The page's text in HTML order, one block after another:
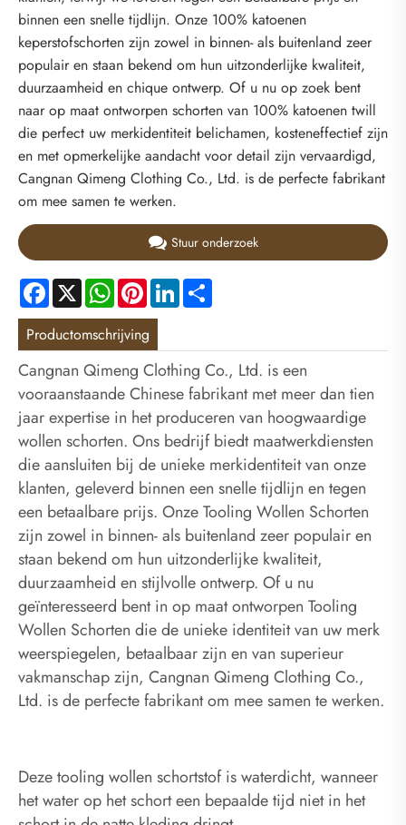
binnen een snelle tijdlijn. Onze 100% katoenen
keperstofschorten zijn zowel in binnen- als buitenland zeer
populair en staan ​​bekend om hun uitzonderlijke kwaliteit,
duurzaamheid en chique ontwerp. Of u nu op zoek bent
naar op maat ontworpen schorten van 100% katoenen twill
die perfect uw merkidentiteit belichamen, kosteneffectief zijn
en met opmerkelijke aandacht voor detail zijn vervaardigd,
Cangnan Qimeng Clothing Co., Ltd. is de perfecte fabrikant
om mee samen te werken.
Stuur onderzoek
Facebook
X WhatsApp
PinterestLinkedIn
Productomschrijving
Cangnan Qimeng Clothing Co., Ltd. is een
vooraanstaande Chinese fabrikant met meer dan tien
jaar expertise in het produceren van hoogwaardige
wollen schorten. Ons bedrijf biedt maatwerkdiensten
die aansluiten bij de unieke merkidentiteit van onze
klanten, geleverd binnen een snelle tijdlijn en tegen
een betaalbare prijs. Onze Tooling Wollen Schorten
zijn zowel in binnen- als buitenland zeer populair en
staan ​​bekend om hun uitzonderlijke kwaliteit,
duurzaamheid en stijlvolle ontwerp. Of u nu
geïnteresseerd bent in op maat ontworpen Tooling
Wollen Schorten die de unieke identiteit van uw merk
weerspiegelen, betaalbaar zijn en van superieur
vakmanschap zijn, Cangnan Qimeng Clothing Co.,
Ltd. is de perfecte fabrikant om mee samen te werken.
Deze tooling wollen schortstof is waterdicht, wanneer
het water op het schort een bepaalde tijd niet in het